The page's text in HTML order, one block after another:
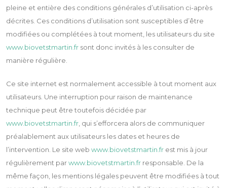
pleine et entière des conditions générales d’utilisation ci-après
décrites. Ces conditions d’utilisation sont susceptibles d’être
modifiées ou complétées à tout moment, les utilisateurs du site
www.biovetstmartin.fr sont donc invités à les consulter de
manière régulière.
Ce site internet est normalement accessible à tout moment aux
utilisateurs. Une interruption pour raison de maintenance
technique peut être toutefois décidée par
www.biovetstmartin.fr , qui s’efforcera alors de communiquer
préalablement aux utilisateurs les dates et heures de
l’intervention. Le site web www.biovetstmartin.fr est mis à jour
régulièrement parwww.biovetstmartin.fr responsable. De la
même façon, les mentions légales peuvent être modifiées à tout